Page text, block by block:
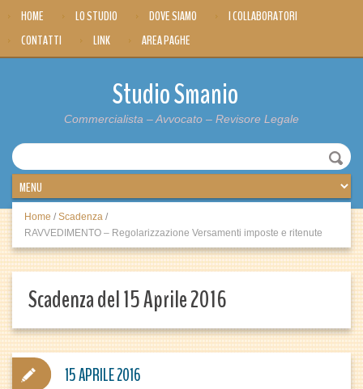
HOME LO STUDIO DOVE SIAMO
I COLLABORATORI
CONTATTI
LINK AREA PAGHE
Studio Smanio
Commercialista – Avvocato – Revisore Legale
Home / Scadenza /
RAVVEDIMENTO – Regolarizzazione Versamenti imposte e ritenute
Scadenza del 15 Aprile 2016
15 APRILE 2016